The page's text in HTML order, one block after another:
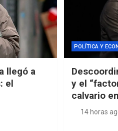
llegó a
el
POLÍTICA Y
y el
calvario
14 horas